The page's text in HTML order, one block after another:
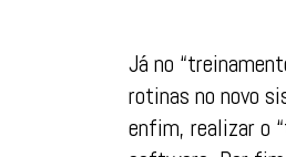
Já no
rotinas no novo
enfim, realizar o